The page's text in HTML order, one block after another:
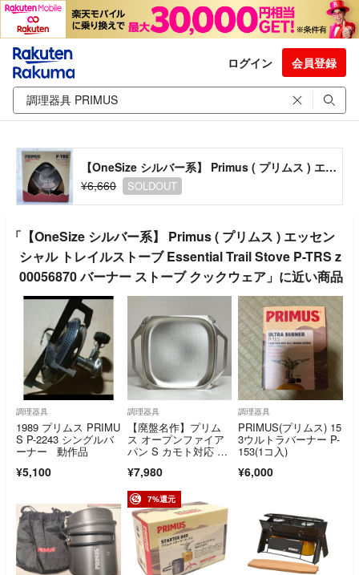
ログイン 会員登録
【OneSize シルバー系】 Primus ( プリムス ) エッセンシャル トレイルストーブ Essential Trail Stove P-TRS z00056870 バーナー ストーブ クックウェア
¥6,660
SOLDOUT
「【OneSize シルバー系】 Primus ( プリムス ) エッセン
シャル トレイルストーブ Essential Trail Stove P-TRS z
00056870 バーナー ストーブ クックウェア」に近い商品
調理器具
1989 プリムス PRIMU
S P-2243 シングルバ
ーナー 動作品
¥5,100
調理器具
【廃盤名作】プリム
ス オープンファイア
パン S カモト対応 直
¥7,980
調理器具
PRIMUS(プリムス) 15
3ウルトラバーナー P-
153(1コ入)
¥6,000
7%還元